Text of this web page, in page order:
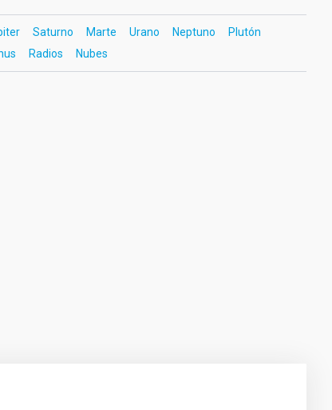
Saturno Marte Urano Neptuno
Plutón
Radios Nubes